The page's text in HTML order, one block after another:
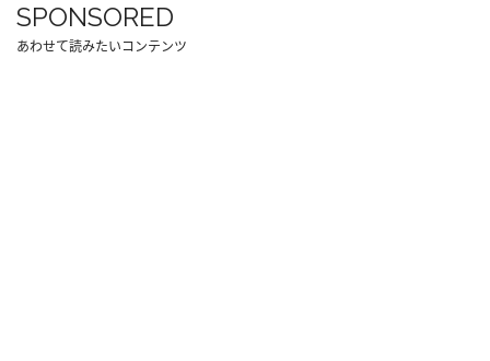
SPONSORED
あわせて読みたいコンテンツ